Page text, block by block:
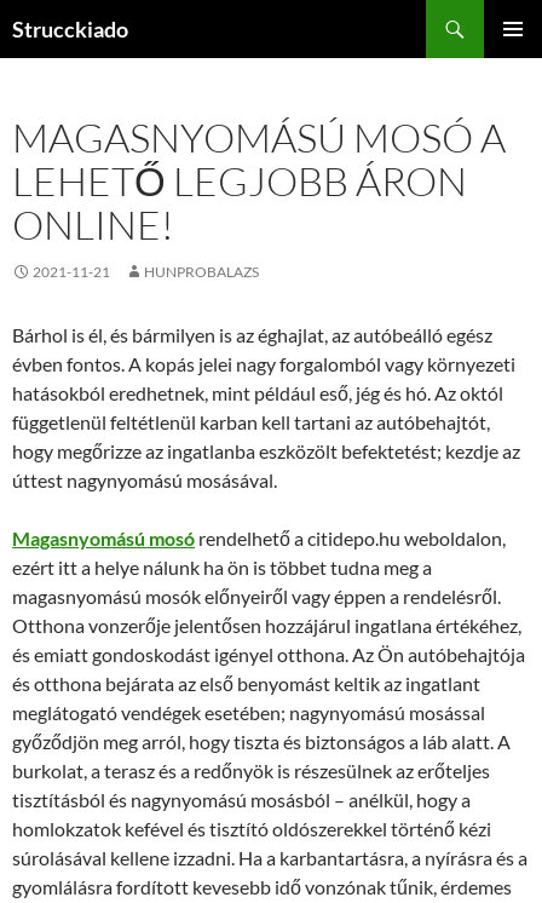
Strucckiado
MAGASNYOMÁSÚ MOSÓ A
LEHETŐ LEGJOBB ÁRON
ONLINE!
2021-11-21 HUNPROBALAZS
Bárhol is él, és bármilyen is az éghajlat, az autóbeálló egész
évben fontos. A kopás jelei nagy forgalomból vagy környezeti
hatásokból eredhetnek, mint például eső, jég és hó. Az októl
függetlenül feltétlenül karban kell tartani az autóbehajtót,
hogy megőrizze az ingatlanba eszközölt befektetést; kezdje az
úttest nagynyomású mosásával.
Magasnyomású mosó rendelhető a citidepo.hu weboldalon,
ezért itt a helye nálunk ha ön is többet tudna meg a
magasnyomású mosók előnyeiről vagy éppen a rendelésről.
Otthona vonzerője jelentősen hozzájárul ingatlana értékéhez,
és emiatt gondoskodást igényel otthona. Az Ön autóbehajtója
és otthona bejárata az első benyomást keltik az ingatlant
meglátogató vendégek esetében; nagynyomású mosással
győződjön meg arról, hogy tiszta és biztonságos a láb alatt. A
burkolat, a terasz és a redőnyök is részesülnek az erőteljes
tisztításból és nagynyomású mosásból – anélkül, hogy a
homlokzatok kefével és tisztító oldószerekkel történő kézi
súrolásával kellene izzadni. Ha a karbantartásra, a nyírásra és a
gyomlálásra fordított kevesebb idő vonzónak tűnik, érdemes